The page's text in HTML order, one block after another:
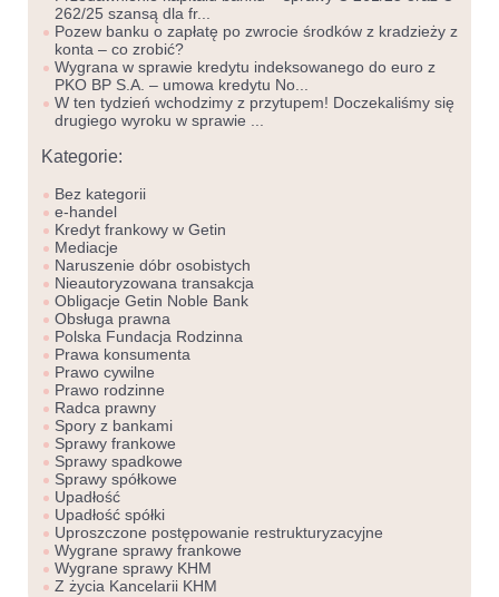
262/25 szansą dla fr...
Pozew banku o zapłatę po zwrocie środków z kradzieży z
konta – co zrobić?
Wygrana w sprawie kredytu indeksowanego do euro z
PKO BP S.A. – umowa kredytu No...
W ten tydzień wchodzimy z przytupem! Doczekaliśmy się
drugiego wyroku w sprawie ...
Kategorie:
Bez kategorii
e-handel
Kredyt frankowy w Getin
Mediacje
Naruszenie dóbr osobistych
Nieautoryzowana transakcja
Obligacje Getin Noble Bank
Obsługa prawna
Polska Fundacja Rodzinna
Prawa konsumenta
Prawo cywilne
Prawo rodzinne
Radca prawny
Spory z bankami
Sprawy frankowe
Sprawy spadkowe
Sprawy spółkowe
Upadłość
Upadłość spółki
Uproszczone postępowanie restrukturyzacyjne
Wygrane sprawy frankowe
Wygrane sprawy KHM
Z życia Kancelarii KHM